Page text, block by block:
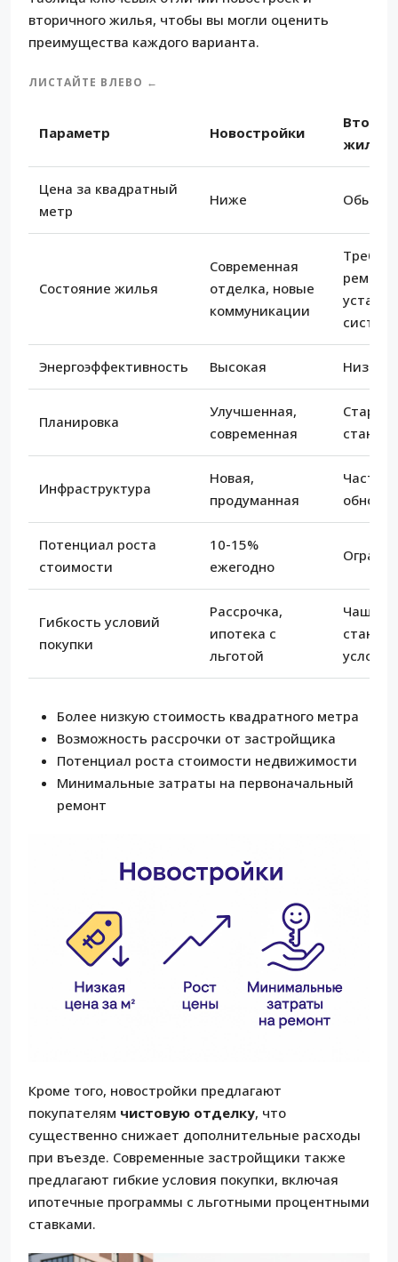
вторичного жилья, чтобы вы могли оценить
преимущества каждого варианта.
ЛИСТАЙТЕ ВЛЕВО ←
Параметр Новостройки
жильё
Цена за квадратный
метр
Ниже
Состояние жилья
Современная
отделка, новые
коммуникации
ремонт,
Энергоэффективность Высокая Низкая
Планировка
Улучшенная,
современная
Старый
Инфраструктура
Новая,
продуманная
Часто
Потенциал роста
стоимости
10-15%
ежегодно
Гибкость условий
покупки
Рассрочка,
ипотека с
льготой
Чаще
условия
Более низкую стоимость квадратного метра
Возможность рассрочки от застройщика
Потенциал роста стоимости недвижимости
Минимальные затраты на первоначальный
ремонт
Кроме того, новостройки предлагают
покупателям чистовую отделку, что
существенно снижает дополнительные расходы
при въезде. Современные застройщики также
предлагают гибкие условия покупки, включая
ипотечные программы с льготными процентными
ставками.